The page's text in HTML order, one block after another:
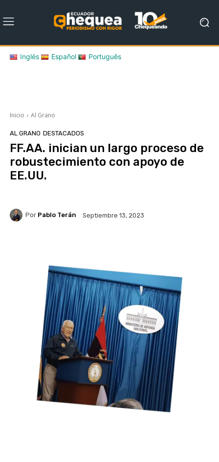
Inglés Español Português
Inicio Al Grano
AL GRANO DESTACADOS
FF.AA. inician un largo proceso de
robustecimiento con apoyo de
EE.UU.
Por Pablo Terán Septiembre 13, 2023